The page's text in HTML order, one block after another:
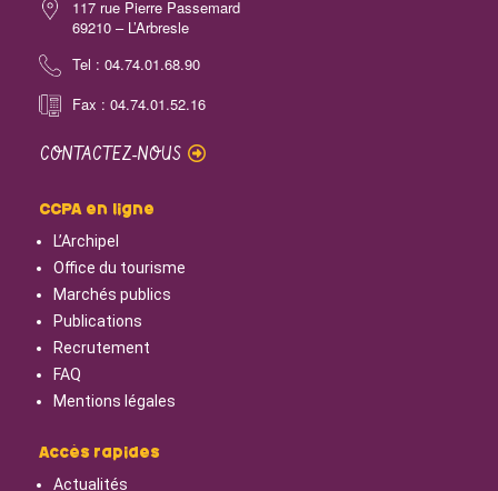
117 rue Pierre Passemard
69210 – L’Arbresle
Tel : 04.74.01.68.90
Fax : 04.74.01.52.16
CONTACTEZ-NOUS
CCPA en ligne
L’Archipel
Office du tourisme
Marchés publics
Publications
Recrutement
FAQ
Mentions légales
Accès rapides
Actualités